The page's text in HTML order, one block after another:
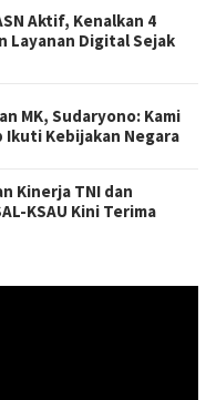
Aktif, Kenalkan 4
Layanan Digital Sejak
MK, Sudaryono: Kami
Ikuti Kebijakan Negara
Kinerja TNI dan
KSAU Kini Terima